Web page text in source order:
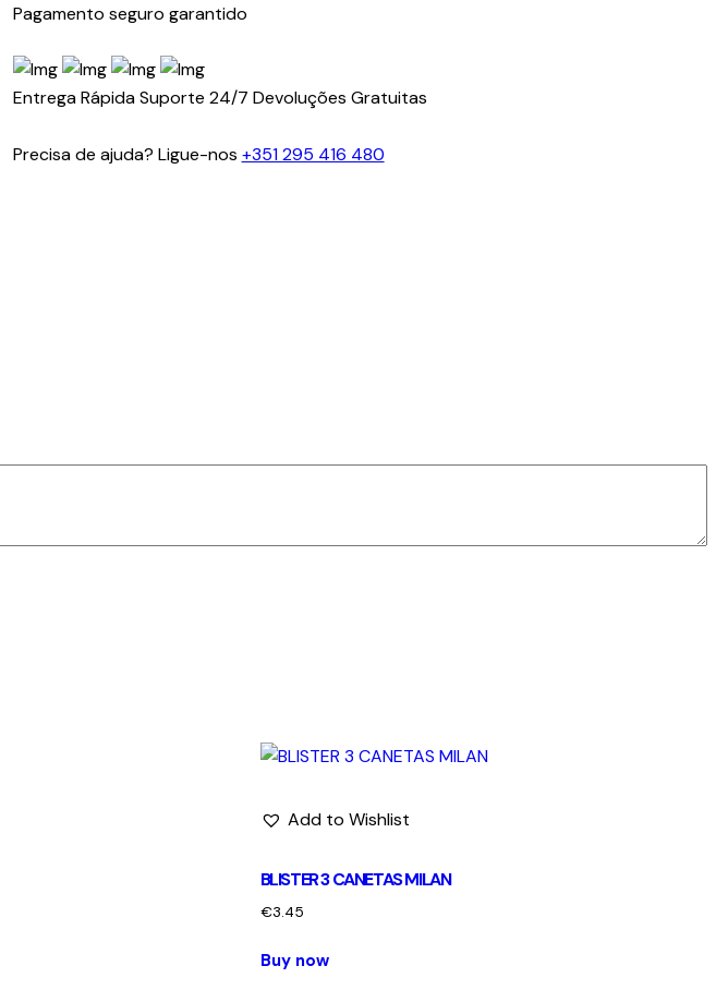
Pagamento seguro garantido
Entrega Rápida Suporte 24/7 Devoluções Gratuitas
Precisa de ajuda? Ligue-nos +351 295 416 480
Add to Wishlist
BLISTER 3 CANETAS MILAN
€3.45
Buy now